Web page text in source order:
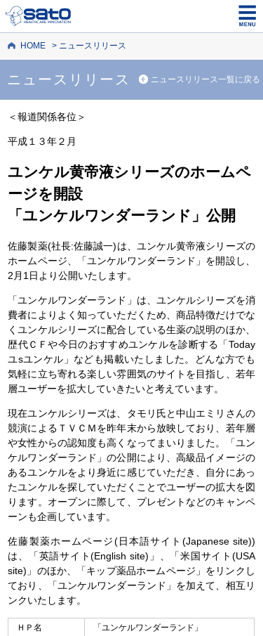
HOME ニュースリリース
ニュースリリース ニュースリリース一覧に戻る
＜報道関係各位＞
平成１３年２月
ユンケル黄帝液シリーズのホームペ
ージを開設
「ユンケルワンダーランド」公開
佐藤製薬(社長:佐藤誠一)は、ユンケル黄帝液シリーズの
ホームページ、「ユンケルワンダーランド」を開設し、
2月1日より公開いたします。
「ユンケルワンダーランド」は、ユンケルシリーズを消
費者によりよく知っていただくため、商品特徴だけでな
くユンケルシリーズに配合している生薬の説明のほか、
歴代ＣＦや今日のおすすめユンケルを診断する「Today
ユsユンケル」なども掲載いたしました。どんな方でも
気軽に立ち寄れる楽しい雰囲気のサイトを目指し、若年
層ユーザーを拡大していきたいと考えています。
現在ユンケルシリーズは、タモリ氏と中山エミリさんの
競演によるＴＶＣＭを昨年末から放映しており、若年層
や女性からの認知度も高くなってまいりました。「ユン
ケルワンダーランド」の公開により、高級品イメージの
あるユンケルをより身近に感じていただき、自分にあっ
たユンケルを探していただくことでユーザーの拡大を図
ります。オープンに際して、プレゼントなどのキャンペ
ーンも企画しています。
佐藤製薬ホームページ(日本語サイト(Japanese site))
は、「英語サイト(English site)」、「米国サイト(USA
site)」のほか、「キップ薬品ホームページ」をリンクし
ており、「ユンケルワンダーランド」を加えて、相互リ
ンクいたします。
ＨＰ名
「ユンケルワンダーランド」